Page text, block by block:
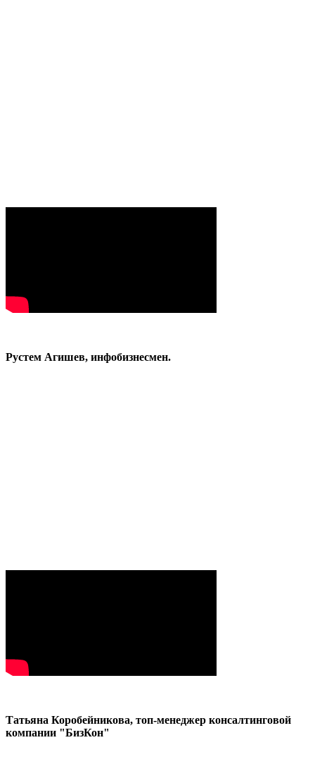
Рустем Агишев, инфобизнесмен.
Татьяна Коробейникова, топ-менеджер консалтинговой
компании "БизКон"